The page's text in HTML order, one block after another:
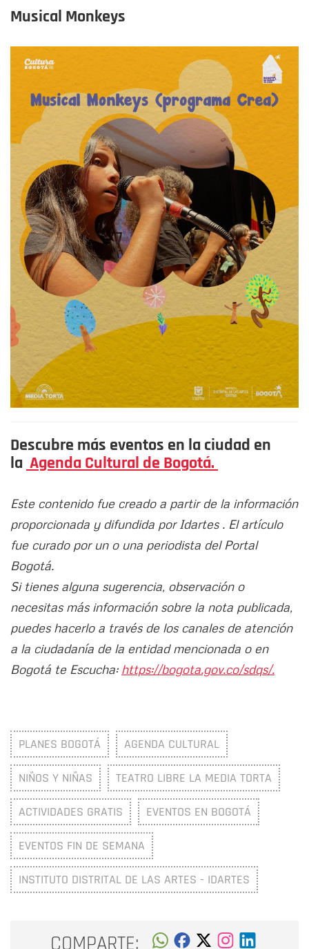
Musical Monkeys
Descubre más eventos en la ciudad en
la Agenda Cultural de Bogotá.
Este contenido fue creado a partir de la información
proporcionada y difundida por Idartes . El artículo
fue curado por un o una periodista del Portal
Bogotá.
Si tienes alguna sugerencia, observación o
necesitas más información sobre la nota publicada,
puedes hacerlo a través de los canales de atención
a la ciudadanía de la entidad mencionada o en
Bogotá te Escucha: https://bogota.gov.co/sdqs/.
PLANES BOGOTÁ AGENDA CULTURAL
NIÑOS Y NIÑAS TEATRO LIBRE LA MEDIA TORTA
ACTIVIDADES GRATIS EVENTOS EN BOGOTÁ
EVENTOS FIN DE SEMANA
INSTITUTO DISTRITAL DE LAS ARTES - IDARTES
COMPARTE: